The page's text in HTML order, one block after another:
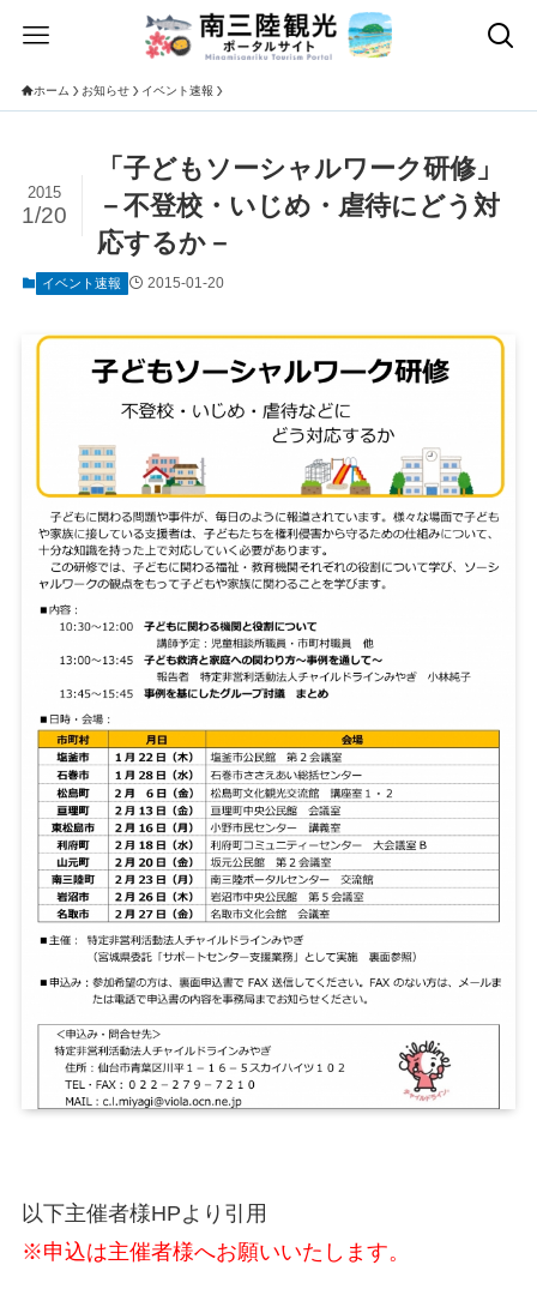
ホーム お知らせ イベント速報
「子どもソーシャルワーク研修」
－不登校・いじめ・虐待にどう対
応するか－
2015
1/20
イベント速報 2015-01-20
以下主催者様HPより引用
※申込は主催者様へお願いいたします。